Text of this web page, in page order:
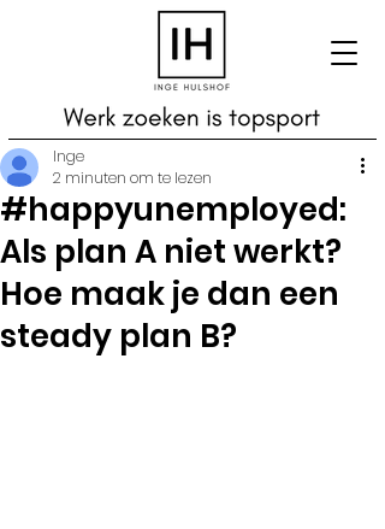
#happyunemployed:
Als plan A niet werkt?
Hoe maak je dan een
steady plan B?
Inge
2 minuten om te lezen